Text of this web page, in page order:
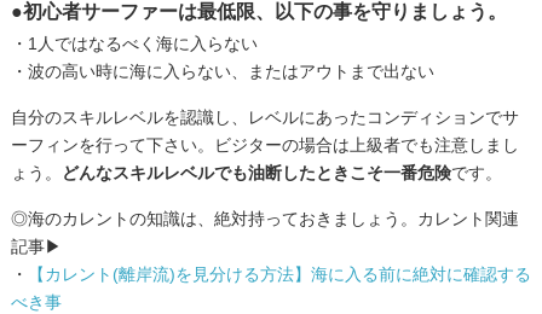
●初心者サーファーは最低限、以下の事を守りましょう。
・1人ではなるべく海に入らない
・波の高い時に海に入らない、またはアウトまで出ない
自分のスキルレベルを認識し、レベルにあったコンディションでサ
ーフィンを行って下さい。ビジターの場合は上級者でも注意しまし
ょう。
どんなスキルレベルでも油断したときこそ一番危険です。
◎海のカレントの知識は、絶対持っておきましょう。カレント関連
記事▶
・
【カレント(離岸流)を見分ける方法】海に入る前に絶対に確認する
べき事